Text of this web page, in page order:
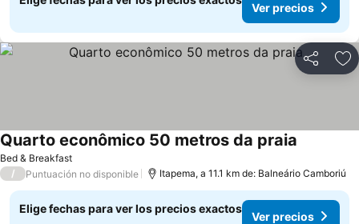
Ver precios
Compartir
Bed & Breakfast
Quarto econômico 50 metros da praia
/ Puntuación no disponible Itapema, a 11.1 km de: Balneário Camboriú
Elige fechas para ver los precios exactos
Ver precios